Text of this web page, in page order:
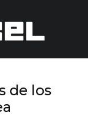
de los